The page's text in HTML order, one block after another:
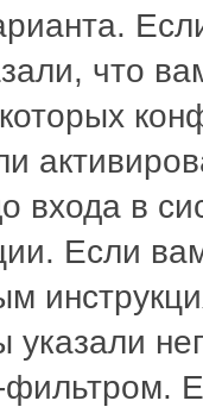
что
входа в
Если
указали
фильтром.